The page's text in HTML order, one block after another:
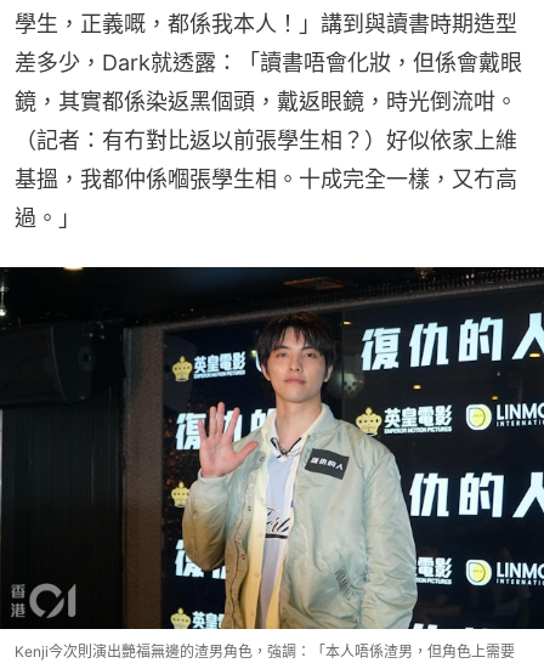
學生，正義嘅，都係我本人！」講到與讀書時期造型
差多少，Dark就透露：「讀書唔會化妝，但係會戴眼
鏡，其實都係染返黑個頭，戴返眼鏡，時光倒流咁。
（記者：有冇對比返以前張學生相？）好似依家上維
基搵，我都仲係嗰張學生相。十成完全一樣，又冇高
過。」
Kenji今次則演出艷福無邊的渣男角色，強調：「本人唔係渣男，但角色上需要